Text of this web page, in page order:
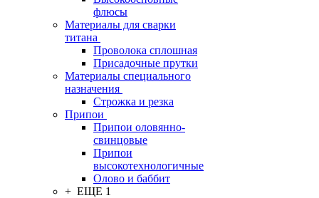
флюсы
Материалы для сварки
титана
Проволока сплошная
Присадочные прутки
Материалы специального
назначения
Строжка и резка
Припои
Припои оловянно-
свинцовые
Припои
высокотехнологичные
Олово и баббит
+ ЕЩЕ 1